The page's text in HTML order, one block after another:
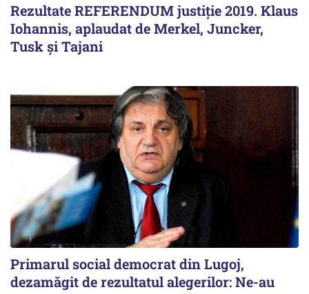
Rezultate REFERENDUM justiție 2019. Klaus
Iohannis, aplaudat de Merkel, Juncker,
Tusk și Tajani
Primarul social democrat din Lugoj,
dezamăgit de rezultatul alegerilor: Ne-au